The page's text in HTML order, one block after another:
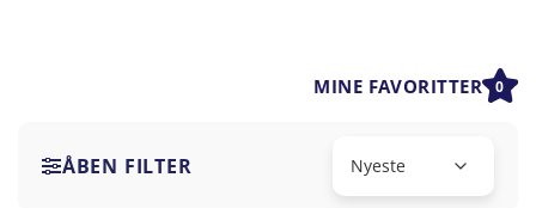
MINE FAVORITTER 0
ÅBEN FILTER